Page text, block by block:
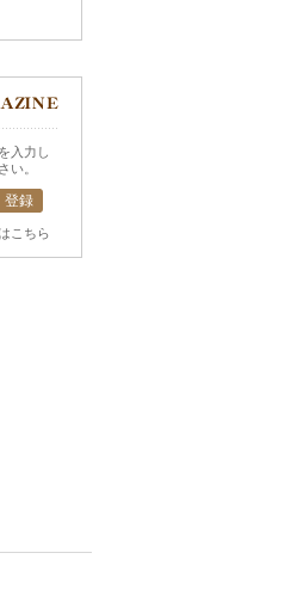
入力し
い。
こちら